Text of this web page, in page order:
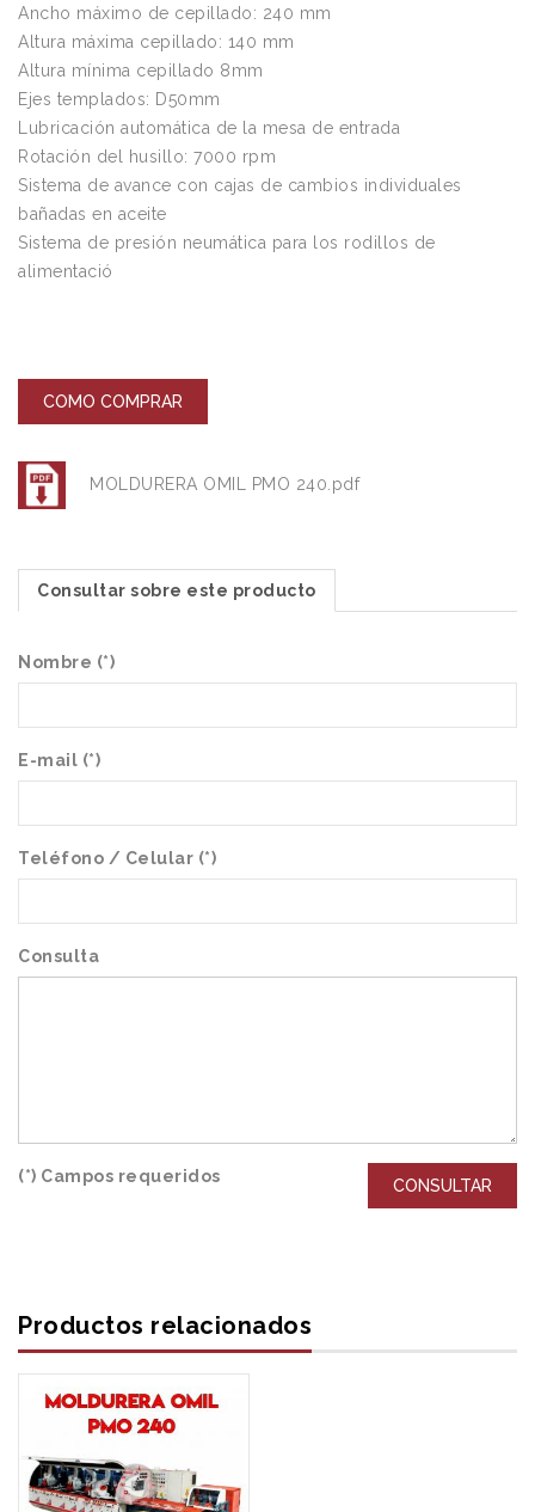
Ancho máximo de cepillado: 240 mm
Altura máxima cepillado: 140 mm
Altura mínima cepillado 8mm
Ejes templados: D50mm
Lubricación automática de la mesa de entrada
Rotación del husillo: 7000 rpm
Sistema de avance con cajas de cambios individuales
bañadas en aceite
Sistema de presión neumática para los rodillos de
alimentació
COMO COMPRAR
MOLDURERA OMIL PMO 240.pdf
Consultar sobre este producto
Nombre (*)
E-mail (*)
Teléfono / Celular (*)
Consulta
(*) Campos requeridos CONSULTAR
Productos relacionados